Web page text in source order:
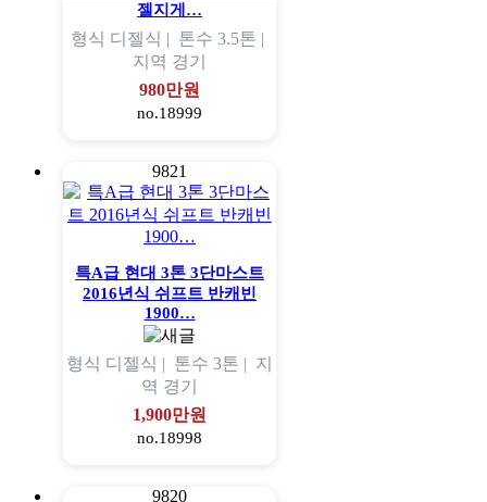
젤지게…
형식 디젤식 | 톤수 3.5톤 |
지역 경기
980만원
no.18999
9821
특A급 현대 3톤 3단마스트
2016년식 쉬프트 반캐빈
1900…
형식 디젤식 | 톤수 3톤 | 지
역 경기
1,900만원
no.18998
9820